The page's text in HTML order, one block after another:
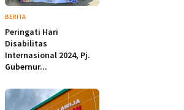
BERITA
Peringati Hari
Disabilitas
Internasional 2024, Pj.
Gubernur...